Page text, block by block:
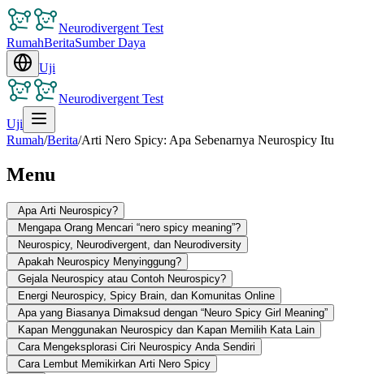
Neurodivergent Test
RumahBeritaSumber Daya
Uji
Neurodivergent Test
Uji
Rumah/Berita/Arti Nero Spicy: Apa Sebenarnya Neurospicy Itu
Menu
Apa Arti Neurospicy?
Mengapa Orang Mencari “nero spicy meaning”?
Neurospicy, Neurodivergent, dan Neurodiversity
Apakah Neurospicy Menyinggung?
Gejala Neurospicy atau Contoh Neurospicy?
Energi Neurospicy, Spicy Brain, dan Komunitas Online
Apa yang Biasanya Dimaksud dengan “Neuro Spicy Girl Meaning”
Kapan Menggunakan Neurospicy dan Kapan Memilih Kata Lain
Cara Mengeksplorasi Ciri Neurospicy Anda Sendiri
Cara Lembut Memikirkan Arti Nero Spicy